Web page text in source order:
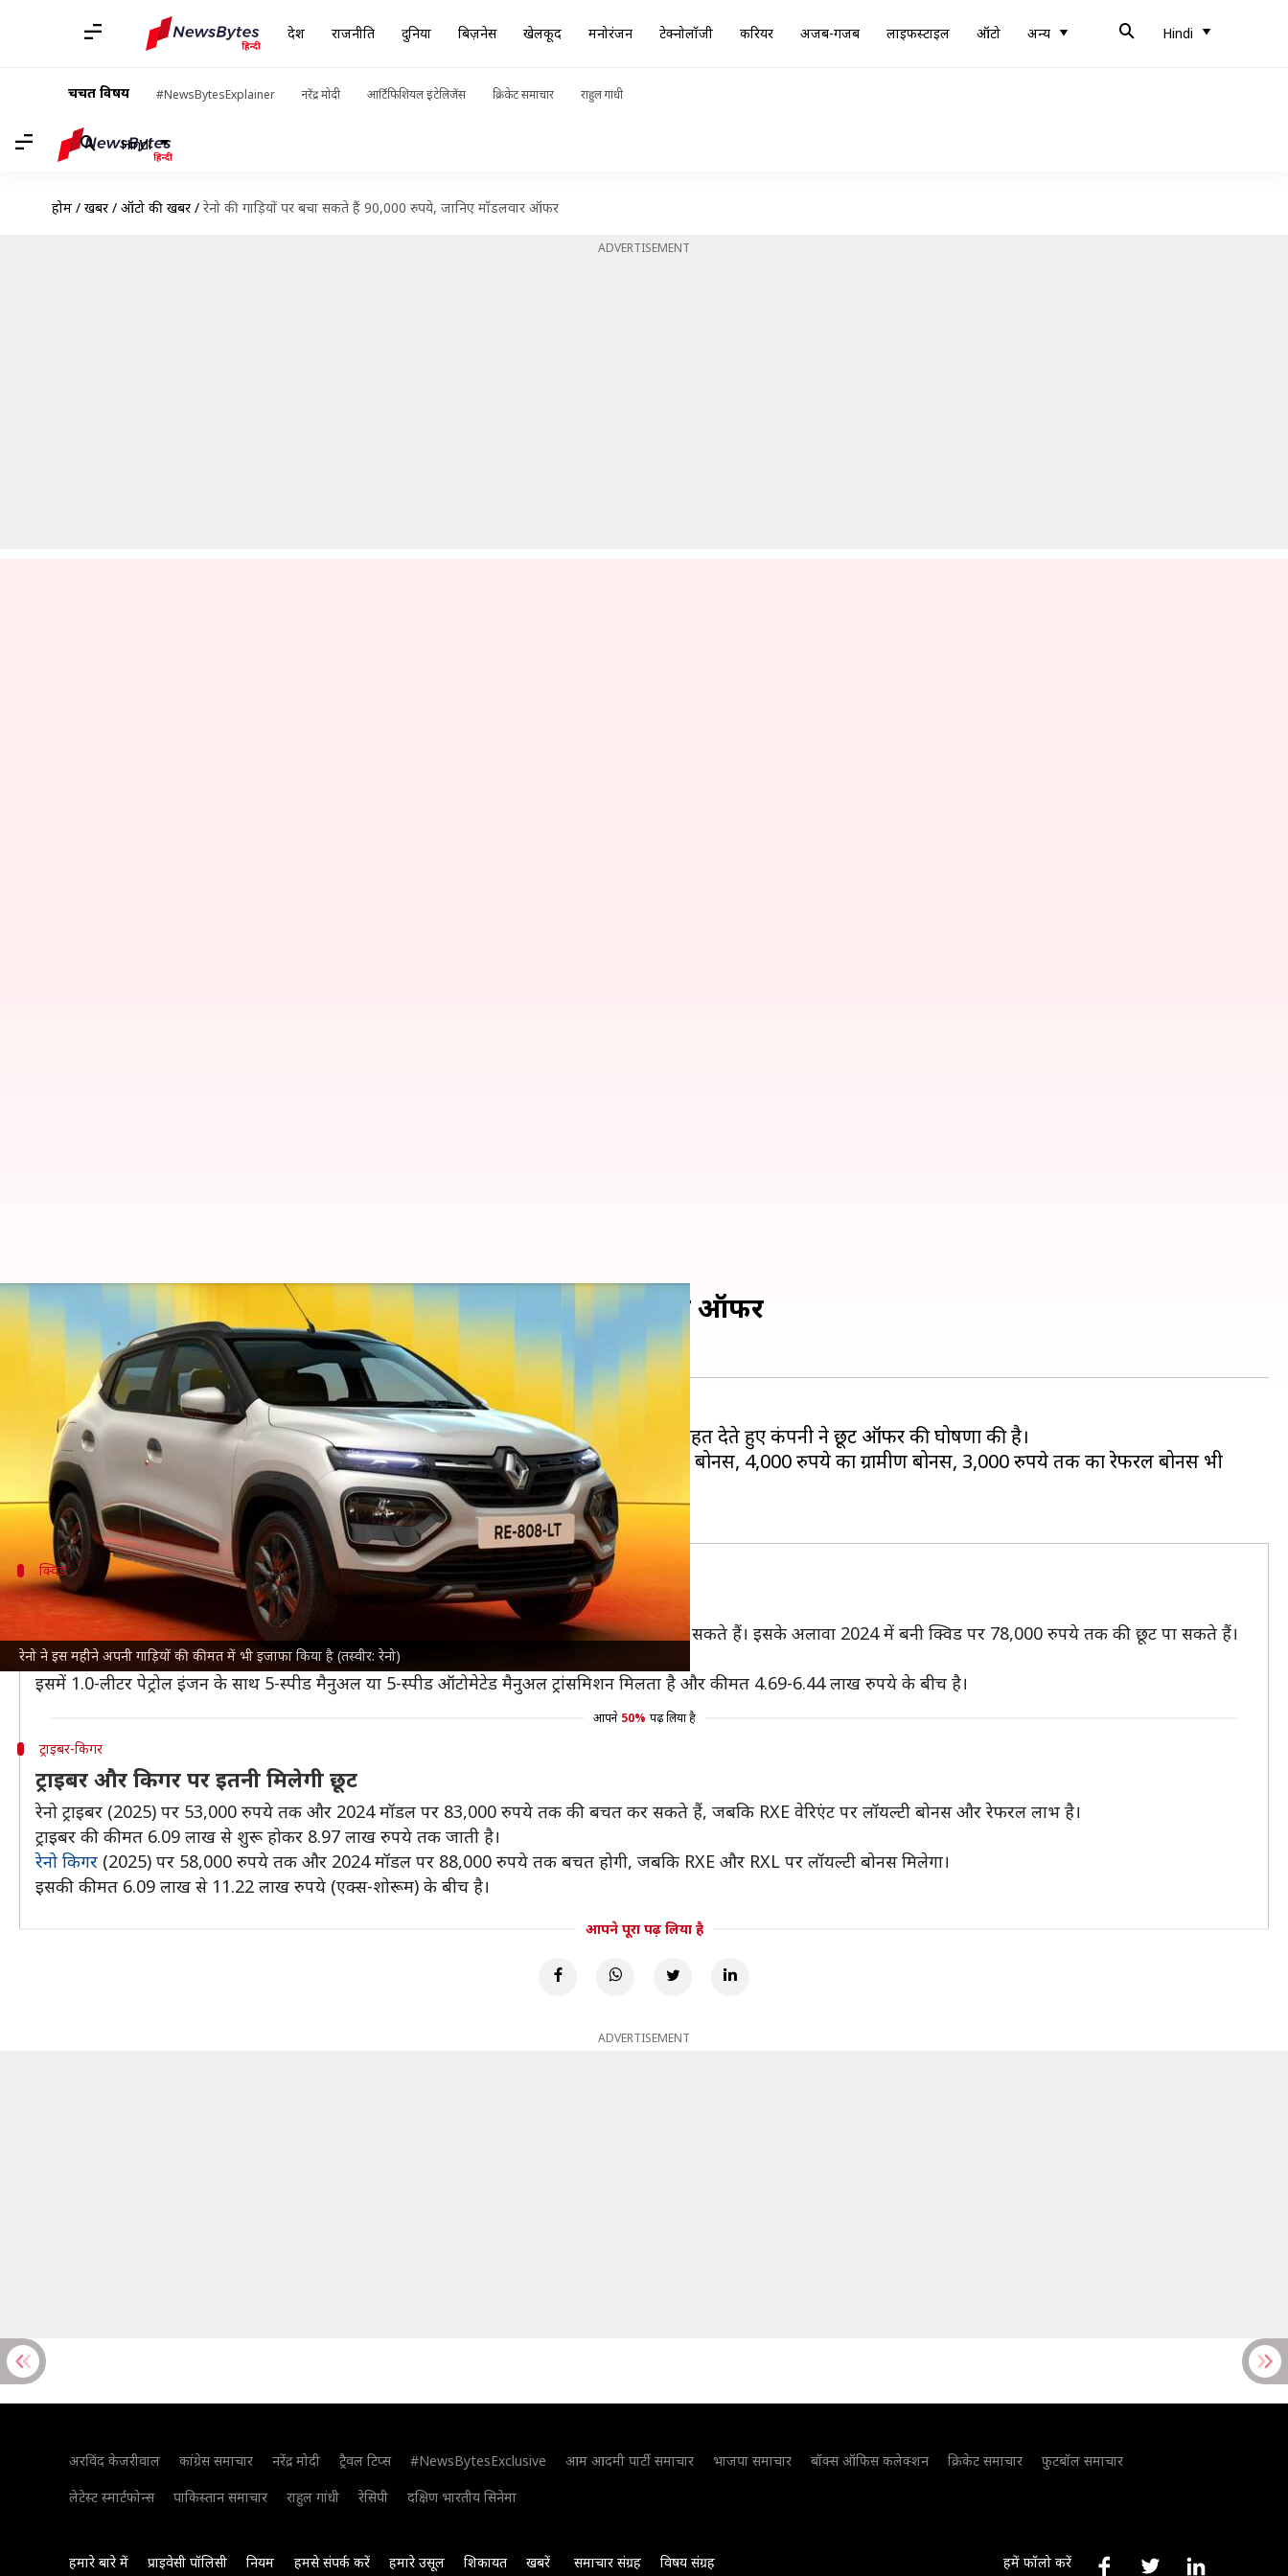
देश राजनीति दुनिया बिज़नेस खेलकूद मनोरंजन टेक्नोलॉजी करियर अजब-गजब लाइफस्टाइल ऑटो अन्य Hindi
चर्चित विषय #NewsBytesExplainer नरेंद्र मोदी आर्टिफिशियल इंटेलिजेंस क्रिकेट समाचार राहुल गांधी
Hindi
होम / खबरें / ऑटो की खबरें / रेनो की गाड़ियों पर बचा सकते हैं 90,000 रुपये, जानिए मॉडलवार ऑफर
ADVERTISEMENT
रेनो ने इस महीने अपनी गाड़ियों की कीमत में भी इजाफा किया है (तस्वीर: रेनो)
रेनो की गाड़ियों पर बचा सकते हैं 90,000 रुपये, जानिए मॉडलवार ऑफर
दिनेश चंद शर्मा Apr 06, 2025 06:00 pm
क्या है खबर?
कार निर्मातारेनोने इस महीने से अपनी गाड़ियों की कीमत 2 फीसदी बढ़ा दी है, लेकिन ग्राहकों को राहत देते हुए कंपनी ने छूट ऑफर की घोषणा की है।
इसके तहत लगभग 90,000 रुपये तक की भारी छूट दी जा रही है, जिसमें 8,000 रुपये का कॉर्पोरेट बोनस, 4,000 रुपये का ग्रामीण बोनस, 3,000 रुपये तक का रेफरल बोनस भी
शामिल है।
क्विड
क्विड पर कितना होगा फायदा?
(2025) खरीदने का विचार बना रहे हैं तो बता दें इस पर 48,000 रुपये तक की बचत कर सकते हैं। इसके अलावा 2024 में बनी क्विड पर 78,000 रुपये तक की छूट पा सकते हैं।
एंट्री-लेवल RXE और RXL (O) पर लॉयल्टी बोनस और रेफरल लाभ के अलावा कोई अन्य ऑफर नहीं है।
इसमें 1.0-लीटर पेट्रोल इंजन के साथ 5-स्पीड मैनुअल या 5-स्पीड ऑटोमेटेड मैनुअल ट्रांसमिशन मिलता है और कीमत 4.69-6.44 लाख रुपये के बीच है।
आपने 50% पढ़ लिया है
ट्राइबर-किगर
ट्राइबर और किगर पर इतनी मिलेगी छूट
रेनो ट्राइबर (2025) पर 53,000 रुपये तक और 2024 मॉडल पर 83,000 रुपये तक की बचत कर सकते हैं, जबकि RXE वेरिएंट पर लॉयल्टी बोनस और रेफरल लाभ है।
ट्राइबर की कीमत 6.09 लाख से शुरू होकर 8.97 लाख रुपये तक जाती है।
रेनो किगर (2025) पर 58,000 रुपये तक और 2024 मॉडल पर 88,000 रुपये तक बचत होगी, जबकि RXE और RXL पर लॉयल्टी बोनस मिलेगा।
इसकी कीमत 6.09 लाख से 11.22 लाख रुपये (एक्स-शोरूम) के बीच है।
आपने पूरा पढ़ लिया है
ADVERTISEMENT
अरविंद केजरीवाल कांग्रेस समाचार नरेंद्र मोदी ट्रैवल टिप्स #NewsBytesExclusive आम आदमी पार्टी समाचार भाजपा समाचार बॉक्स ऑफिस कलेक्शन क्रिकेट समाचार
फुटबॉल समाचार
लेटेस्ट स्मार्टफोन्स
पाकिस्तान समाचार राहुल गांधी रेसिपी दक्षिण भारतीय सिनेमा
हमारे बारे में प्राइवेसी पॉलिसी नियम हमसे संपर्क करें हमारे उसूल शिकायत खबरें समाचार संग्रह विषय संग्रह हमें फॉलो करें